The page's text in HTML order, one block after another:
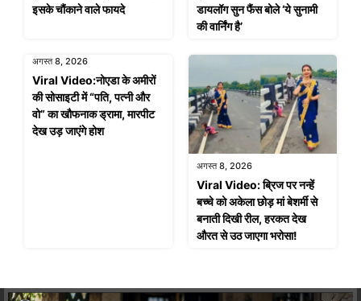
इसके चौंकाने वाले फायदे
डायलॉग सुन फैंस बोले ‘ये सुनामी
की वार्निंग है’
अगस्त 8, 2026
Viral Video:नोएडा के अमीरों
की सोसाइटी में “पति, पत्नी और
वो” का खौफनाक ड्रामा, मारपीट
देख उड़ जाएंगे होश
अगस्त 8, 2026
Viral Video: ब्रिज पर नन्हें
बच्चे को अकेला छोड़ मां बेशर्मी से
बनाती दिखी रील, हरकत देख
औरत से उठ जाएगा भरोसा!